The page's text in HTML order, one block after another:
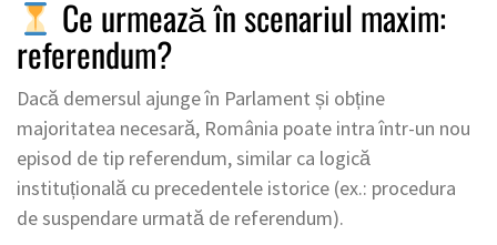
Ce urmează în scenariul maxim:
referendum?
Dacă demersul ajunge în Parlament și obține
majoritatea necesară, România poate intra într-un nou
episod de tip referendum, similar ca logică
instituțională cu precedentele istorice (ex.: procedura
de suspendare urmată de referendum).